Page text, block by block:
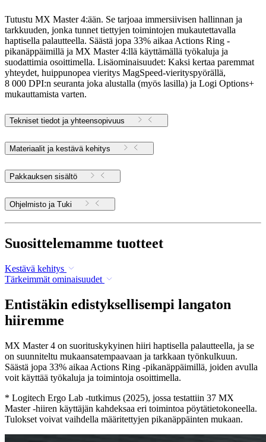
Tutustu MX Master 4:ään. Se tarjoaa immersiivisen hallinnan ja
tarkkuuden, jonka tunnet tiettyjen toimintojen mukautettavalla
haptisella palautteella. Säästä jopa 33% aikaa Actions Ring -
pikanäppäimillä ja MX Master 4:llä käyttämällä työkaluja ja
suodattimia osoittimella. Lisäominaisuudet: Kaksi kertaa paremmat
yhteydet, huippunopea vieritys MagSpeed-vierityspyörällä,
8 000 DPI:n seuranta joka alustalla (myös lasilla) ja Logi Options+
mukauttamista varten.
Tekniset tiedot ja yhteensopivuus
Materiaalit ja kestävä kehitys
Pakkauksen sisältö
Ohjelmisto ja Tuki
Suosittelemamme tuotteet
Kestävä kehitys
Tärkeimmät ominaisuudet
Entistäkin edistyksellisempi langaton
hiiremme
MX Master 4 on suorituskykyinen hiiri haptisella palautteella, ja se
on suunniteltu mukaansatempaavaan ja tarkkaan työnkulkuun.
Säästä jopa 33% aikaa Actions Ring -pikanäppäimillä, joiden avulla
voit käyttää työkaluja ja toimintoja osoittimella.
* Logitech Ergo Lab ‑tutkimus (2025), jossa testattiin 37 MX
Master ‑hiiren käyttäjän kahdeksaa eri toimintoa pöytätietokoneella.
Tulokset voivat vaihdella määritettyjen pikanäppäinten mukaan.